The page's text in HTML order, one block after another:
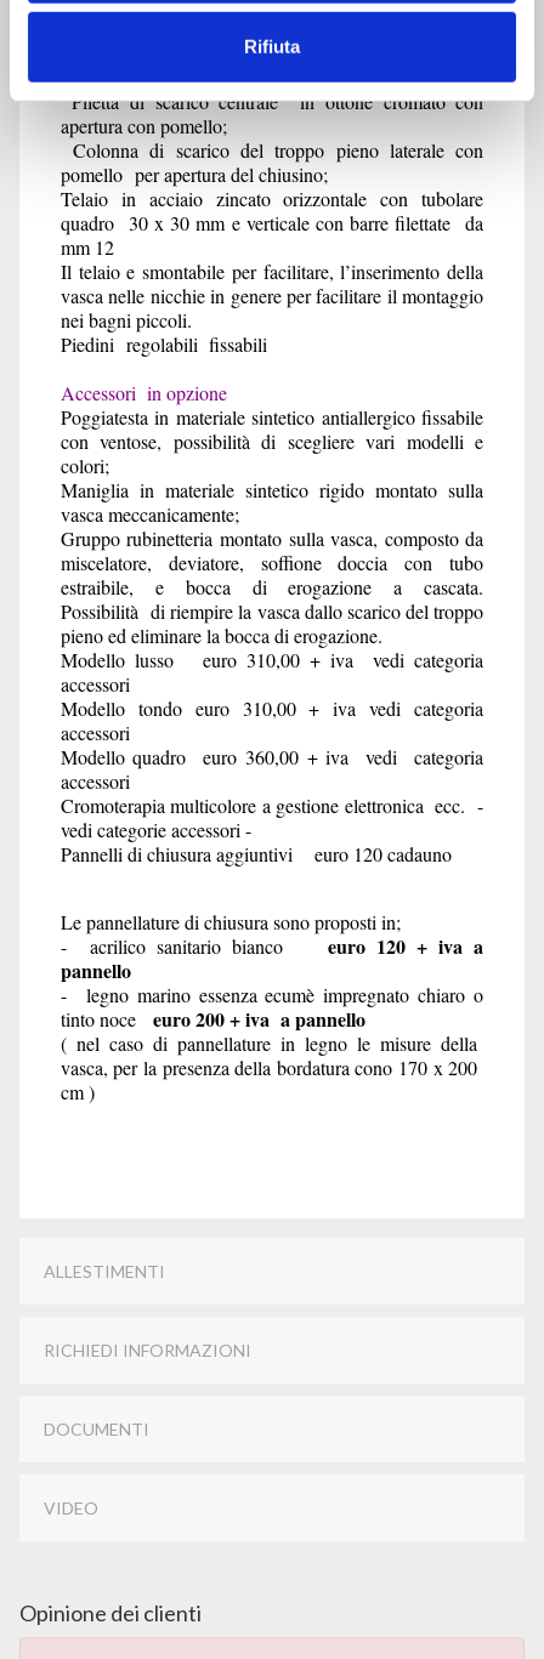
Rifiuta
Rinforzo del fondo con pannello di legno coperto da
vetroresina
Piletta di scarico centrale in ottone cromato con
apertura con pomello;
Colonna di scarico del troppo pieno laterale con
pomello per apertura del chiusino;
Telaio in acciaio zincato orizzontale con tubolare
quadro 30 x 30 mm e verticale con barre filettate da
mm 12
Il telaio e smontabile per facilitare, l’inserimento della
vasca nelle nicchie in genere per facilitare il montaggio
nei bagni piccoli.
Piedini regolabili fissabili
Accessori in opzione
Poggiatesta in materiale sintetico antiallergico fissabile
con ventose, possibilità di scegliere vari modelli e
colori;
Maniglia in materiale sintetico rigido montato sulla
vasca meccanicamente;
Gruppo rubinetteria montato sulla vasca, composto da
miscelatore, deviatore, soffione doccia con tubo
estraibile, e bocca di erogazione a cascata.
Possibilità di riempire la vasca dallo scarico del troppo
pieno ed eliminare la bocca di erogazione.
Modello lusso euro 310,00 + iva vedi categoria
accessori
Modello tondo euro 310,00 + iva vedi categoria
accessori
Modello quadro euro 360,00 + iva vedi categoria
accessori
Cromoterapia multicolore a gestione elettronica ecc. -
vedi categorie accessori -
Pannelli di chiusura aggiuntivi euro 120 cadauno
Le pannellature di chiusura sono proposti in;
- acrilico sanitario bianco
euro 120 + iva a
pannello
- legno marino essenza ecumè impregnato chiaro o
tinto noce euro 200 + iva a pannello
( nel caso di pannellature in legno le misure della
vasca, per la presenza della bordatura cono 170 x 200
cm )
ALLESTIMENTI
RICHIEDI INFORMAZIONI
DOCUMENTI
VIDEO
Opinione dei clienti